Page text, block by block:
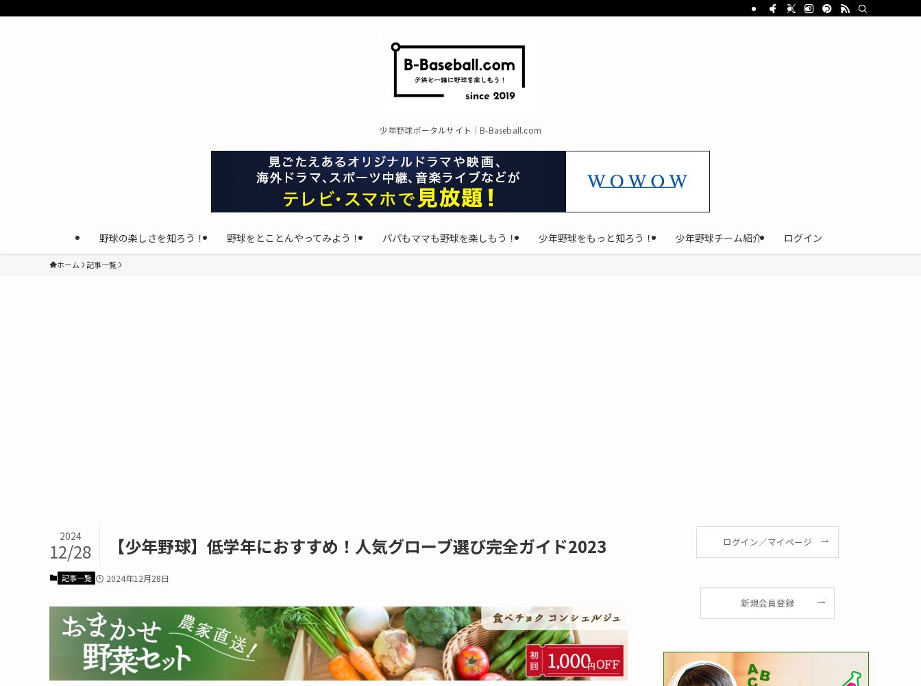
少年野球ポータルサイト｜B-Baseball.com
野球の楽しさを知ろう！ 野球をとことんやってみよう！ パパもママも野球を楽しもう！ 少年野球をもっと知ろう！ 少年野球チーム紹介 ログイン
ホーム 記事一覧
【少年野球】低学年におすすめ！人気グローブ選び完全ガイド2023
2024
12/28
記事一覧 2024年12月28日
ログイン／マイページ
新規会員登録